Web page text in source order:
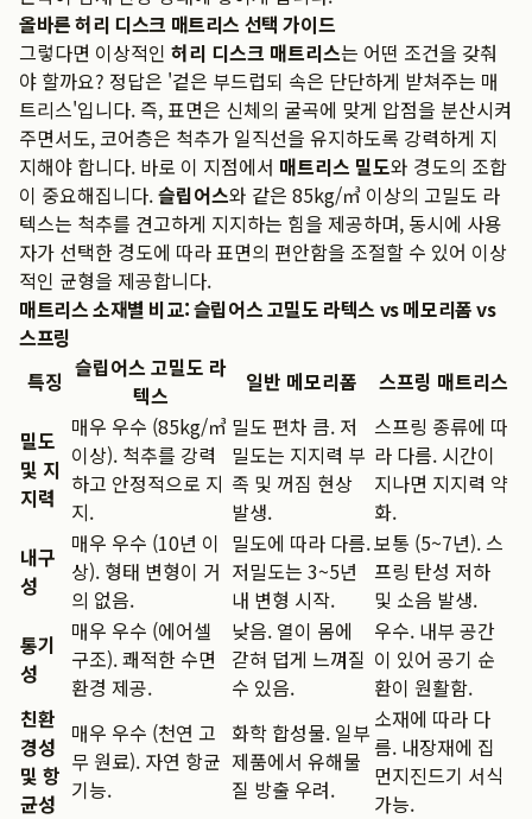
올바른 허리 디스크 매트리스 선택 가이드
그렇다면 이상적인 허리 디스크 매트리스는 어떤 조건을 갖춰
야 할까요? 정답은 '겉은 부드럽되 속은 단단하게 받쳐주는 매
트리스'입니다. 즉, 표면은 신체의 굴곡에 맞게 압점을 분산시켜
주면서도, 코어층은 척추가 일직선을 유지하도록 강력하게 지
지해야 합니다. 바로 이 지점에서 매트리스 밀도와 경도의 조합
이 중요해집니다.슬립어스와 같은 85kg/㎥ 이상의 고밀도 라
텍스는 척추를 견고하게 지지하는 힘을 제공하며, 동시에 사용
자가 선택한 경도에 따라 표면의 편안함을 조절할 수 있어 이상
적인 균형을 제공합니다.
매트리스 소재별 비교: 슬립어스 고밀도 라텍스 vs 메모리폼 vs
스프링
특징 슬립어스 고밀도 라
텍스
일반 메모리폼 스프링 매트리스
밀도
및 지
지력
매우 우수 (85kg/㎥
이상). 척추를 강력
하고 안정적으로 지
지.
밀도 편차 큼. 저
밀도는 지지력 부
족 및 꺼짐 현상
발생.
스프링 종류에 따
라 다름. 시간이
지나면 지지력 약
화.
내구
성
매우 우수 (10년 이
상). 형태 변형이 거
의 없음.
밀도에 따라 다름.
저밀도는 3~5년
내 변형 시작.
보통 (5~7년). 스
프링 탄성 저하
및 소음 발생.
통기
성
매우 우수 (에어셀
구조). 쾌적한 수면
환경 제공.
낮음. 열이 몸에
갇혀 덥게 느껴질
수 있음.
우수. 내부 공간
이 있어 공기 순
환이 원활함.
친환
경성
및 항
균성
매우 우수 (천연 고
무 원료). 자연 항균
기능.
화학 합성물. 일부
제품에서 유해물
질 방출 우려.
소재에 따라 다
름. 내장재에 집
먼지진드기 서식
가능.